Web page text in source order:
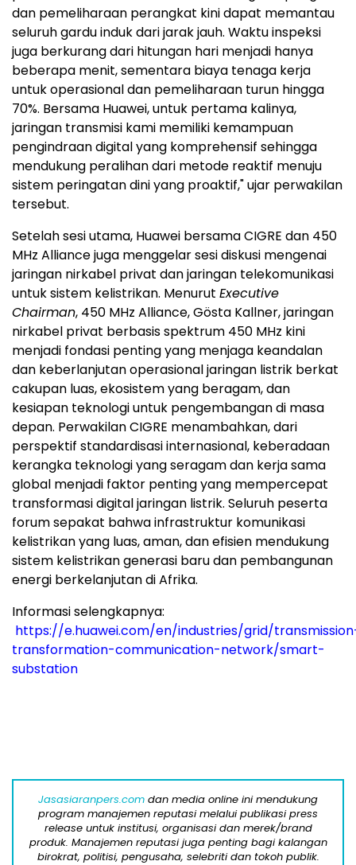
dan pemeliharaan perangkat kini dapat memantau
seluruh gardu induk dari jarak jauh. Waktu inspeksi
juga berkurang dari hitungan hari menjadi hanya
beberapa menit, sementara biaya tenaga kerja
untuk operasional dan pemeliharaan turun hingga
70%. Bersama Huawei, untuk pertama kalinya,
jaringan transmisi kami memiliki kemampuan
pengindraan digital yang komprehensif sehingga
mendukung peralihan dari metode reaktif menuju
sistem peringatan dini yang proaktif," ujar perwakilan
tersebut.
Setelah sesi utama, Huawei bersama CIGRE dan 450
MHz Alliance juga menggelar sesi diskusi mengenai
jaringan nirkabel privat dan jaringan telekomunikasi
untuk sistem kelistrikan. Menurut Executive
Chairman, 450 MHz Alliance, Gösta Kallner, jaringan
nirkabel privat berbasis spektrum 450 MHz kini
menjadi fondasi penting yang menjaga keandalan
dan keberlanjutan operasional jaringan listrik berkat
cakupan luas, ekosistem yang beragam, dan
kesiapan teknologi untuk pengembangan di masa
depan. Perwakilan CIGRE menambahkan, dari
perspektif standardisasi internasional, keberadaan
kerangka teknologi yang seragam dan kerja sama
global menjadi faktor penting yang mempercepat
transformasi digital jaringan listrik. Seluruh peserta
forum sepakat bahwa infrastruktur komunikasi
kelistrikan yang luas, aman, dan efisien mendukung
sistem kelistrikan generasi baru dan pembangunan
energi berkelanjutan di Afrika.
Informasi selengkapnya:
https://e.huawei.com/en/industries/grid/
transformation-communication-network/smart-
substation
Jasasiaranpers.com dan media online ini mendukung
program manajemen reputasi melalui publikasi press
release untuk institusi, organisasi dan merek/brand
produk. Manajemen reputasi juga penting bagi kalangan
birokrat, politisi, pengusaha, selebriti dan tokoh publik.